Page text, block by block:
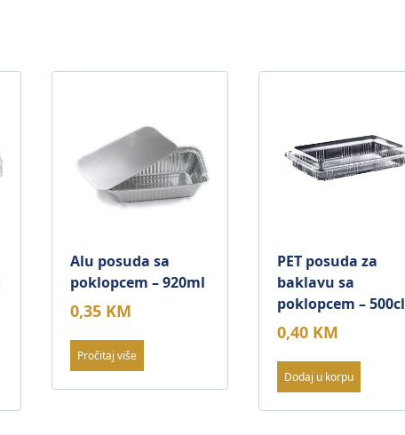
Alu posuda sa
poklopcem – 920ml
0,35 KM
Pročitaj više
PET posuda za
baklavu sa
poklopcem – 500cl
0,40 KM
Dodaj u korpu